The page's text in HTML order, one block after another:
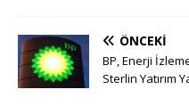
ÖNCEKI
BP, Enerji
Sterlin Yatırım